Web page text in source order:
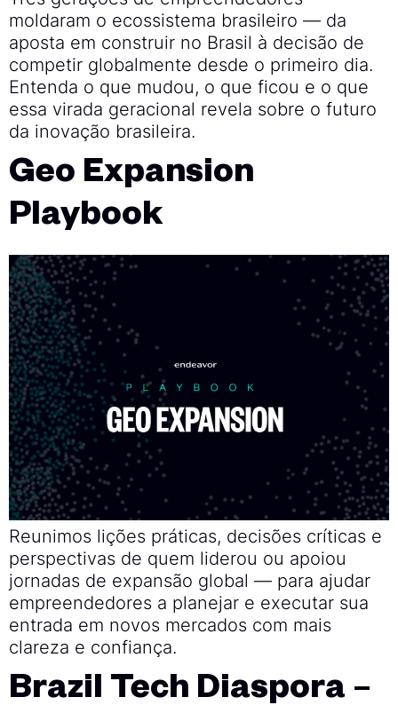
moldaram o ecossistema brasileiro — da
aposta em construir no Brasil à decisão de
competir globalmente desde o primeiro dia.
Entenda o que mudou, o que ficou e o que
essa virada geracional revela sobre o futuro
da inovação brasileira.
Geo Expansion
Playbook
Reunimos lições práticas, decisões críticas e
perspectivas de quem liderou ou apoiou
jornadas de expansão global — para ajudar
empreendedores a planejar e executar sua
entrada em novos mercados com mais
clareza e confiança.
Brazil Tech Diaspora –